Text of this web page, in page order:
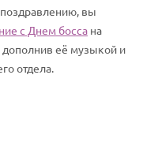
вы
с Днем босса на
её музыкой и
отдела.